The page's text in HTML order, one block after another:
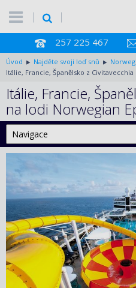
257 225 467
Úvod Najděte svoji loď snů
Itálie, Francie, Španělsko z
Itálie, Francie,
na lodi Norwegian